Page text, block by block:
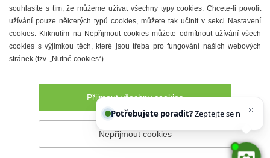
Restaurace
Městské muzeum a galerie
Denní meníčka
Prohlášení o přístupnosti Správce webu
souhlasíte s tím, že můžeme užívat všechny typy cookies. Chcete-li povolit
užívání pouze některých typů cookies, můžete tak učinit v sekci Nastavení
cookies. Kliknutím na Nepřijmout cookies můžete odmítnout užívání všech
cookies s výjimkou těch, které jsou třeba pro fungování našich webových
stránek (tzv. „Nutné cookies“).
Přijmout všechny cookies
Nepřijmout cookies
Potřebujete poradit? Zeptejte se našeho asi